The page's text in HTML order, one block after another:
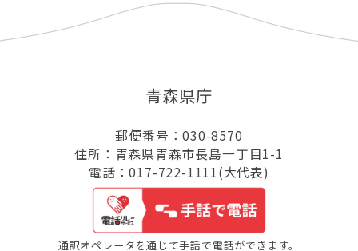
青森県庁
郵便番号：030-8570
住所：青森県青森市長島一丁目1-1
電話：017-722-1111(大代表)
通訳オペレータを通じて手話で電話ができます。